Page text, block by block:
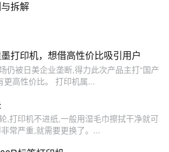
拆解
打印机，想借高性价比吸引用户
仍被日美企业垄断,得力此次产品主打“国产
更高性价比。 打印机属...
,打印机不进纸,一般用湿毛巾擦拭干净就可
常严重,就需要更换了。...